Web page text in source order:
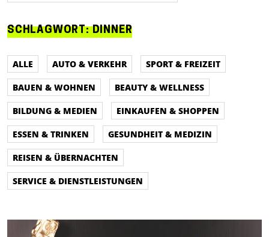
SCHLAGWORT:DINNER
ALLE AUTO & VERKEHR
SPORT & FREIZEIT
BAUEN & WOHNEN
BEAUTY & WELLNESS
BILDUNG & MEDIEN
EINKAUFEN & SHOPPEN
ESSEN & TRINKEN
GESUNDHEIT & MEDIZIN
REISEN & ÜBERNACHTEN
SERVICE & DIENSTLEISTUNGEN